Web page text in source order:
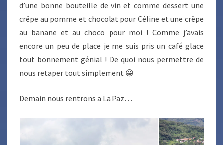
d’une bonne bouteille de vin et comme dessert une
crêpe au pomme et chocolat pour Céline et une crêpe
au banane et au choco pour moi ! Comme j’avais
encore un peu de place je me suis pris un café glace
tout bonnement génial ! De quoi nous permettre de
nous retaper tout simplement 😀
Demain nous rentrons a La Paz…